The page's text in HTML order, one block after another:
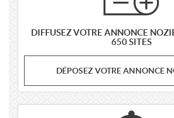
DIFFUSEZ VOTRE ANNONCE
650 SITES
DÉPOSEZ VOTRE ANNONCE